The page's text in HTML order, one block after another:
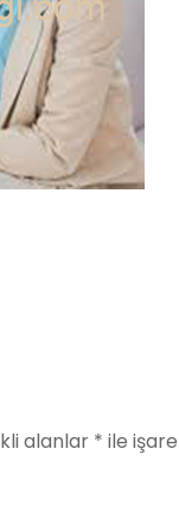
alanlar * ile